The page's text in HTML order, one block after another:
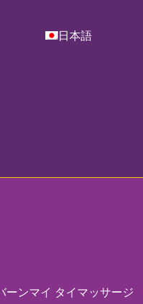
日本語
ーンマイ タイマッサージ